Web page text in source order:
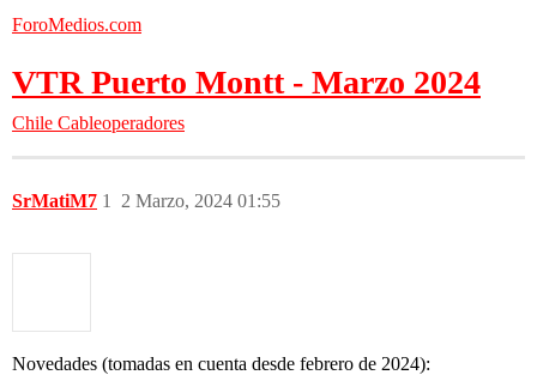
ForoMedios.com
VTR Puerto Montt - Marzo 2024
Chile Cableoperadores
SrMatiM7 2 Marzo, 2024 01:55
1
Novedades (tomadas en cuenta desde febrero de 2024):